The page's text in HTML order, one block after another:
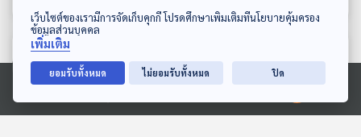
ดาวน์โหลด Thai PBS Podcast Application
Ⓒ 2020 องค์การกระจายเสียงและแพร่ภาพสาธารณะแห่งประเทศไทย
ตอนที่เกี่ยวข้อง
เว็บไซต์ของเรามีการจัดเก็บคุกกี้ โปรดศึกษาเพิ่มเติมที่นโยบายคุ้มครอง
ข้อมูลส่วนบุคคล
เพิ่มเติม
ยอมรับทั้งหมด ไม่ยอมรับทั้งหมด ปิด